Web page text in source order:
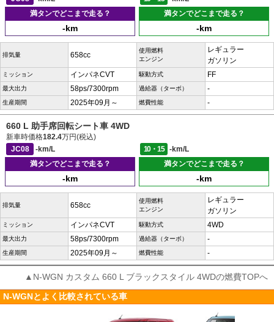
満タンでどこまで走る？
-km
満タンでどこまで走る？
-km
排気量 658cc
使用燃料
エンジン
レギュラー
ガソリン
ミッション インパネCVT 駆動方式 FF
最大出力 58ps/7300rpm 過給器（ターボ） -
生産期間 2025年09月～ 燃費性能 -
660 L 助手席回転シート車 4WD
新車時価格182.4万円(税込)
JC08
-km/L 10・15
-km/L
満タンでどこまで走る？
-km
満タンでどこまで走る？
-km
排気量 658cc
使用燃料
エンジン
レギュラー
ガソリン
ミッション インパネCVT 駆動方式 4WD
最大出力 58ps/7300rpm 過給器（ターボ） -
生産期間 2025年09月～ 燃費性能 -
▲N-WGN カスタム 660 L ブラックスタイル 4WDの燃費TOPへ
N-WGNとよく比較されている車